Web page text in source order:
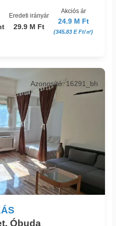
Eredeti irányár
29.9 M Ft
Akciós ár
24.9 M Ft
(345.83 E Ft/㎡)
Óbuda
Azonosító: 16291_bh